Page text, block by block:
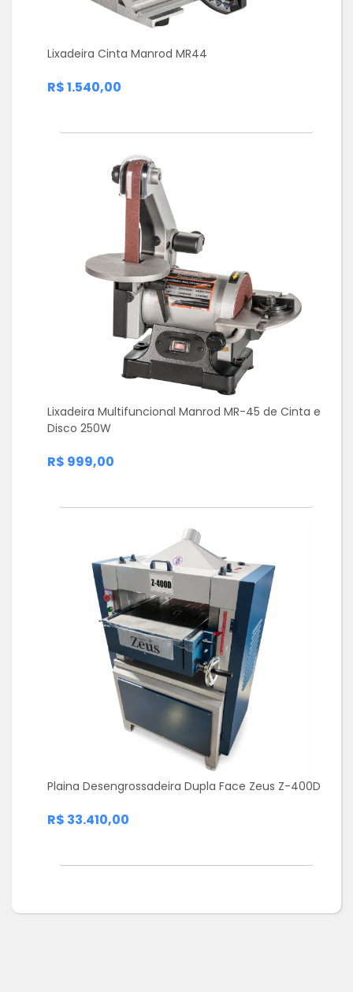
Lixadeira Cinta Manrod MR44
R$ 1.540,00
Lixadeira Multifuncional Manrod MR-45 de Cinta e
Disco 250W
R$ 999,00
Plaina Desengrossadeira Dupla Face Zeus Z-400D
R$ 33.410,00